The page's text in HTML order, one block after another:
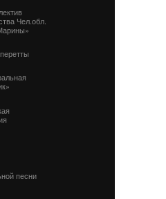
Чел.обл.
песни